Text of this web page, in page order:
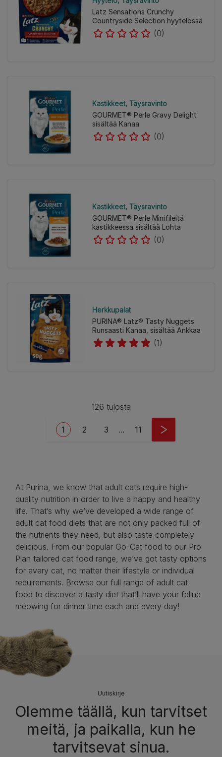
Latz Sensations Crunchy
Countryside Selection hyytelössä
(0)
Kastikkeet Täysravinto
GOURMET® Perle Gravy Delight
sisältää Kanaa
(0)
Kastikkeet Täysravinto
GOURMET® Perle Minifileitä
kastikkeessa sisältää Lohta
(0)
Herkkupalat
PURINA® Latz® Tasty Nuggets
Runsaasti Kanaa, sisältää Ankkaa
(1)
126 tulosta
Current page
1 Page
2 Page
3 … Last page
11
At Purina, we know that adult cats require high-
quality nutrition in order to live a happy and healthy
life. That’s why we’ve developed a wide range of
adult cat food diets that are not only packed full of
the nutrients they need, but also taste completely
delicious. From our popular Go-Cat food to our Pro
Plan tailored cat food range, we’ve got tasty options
for every cat, no matter their lifestyle or individual
requirements. Browse our full range of adult cat
food to discover a tasty diet that’ll have your feline
meowing for dinner time each and every day!
Uutiskirje
Olemme täällä, kun tarvitset
meitä, ja paikalla, kun he
tarvitsevat sinua.